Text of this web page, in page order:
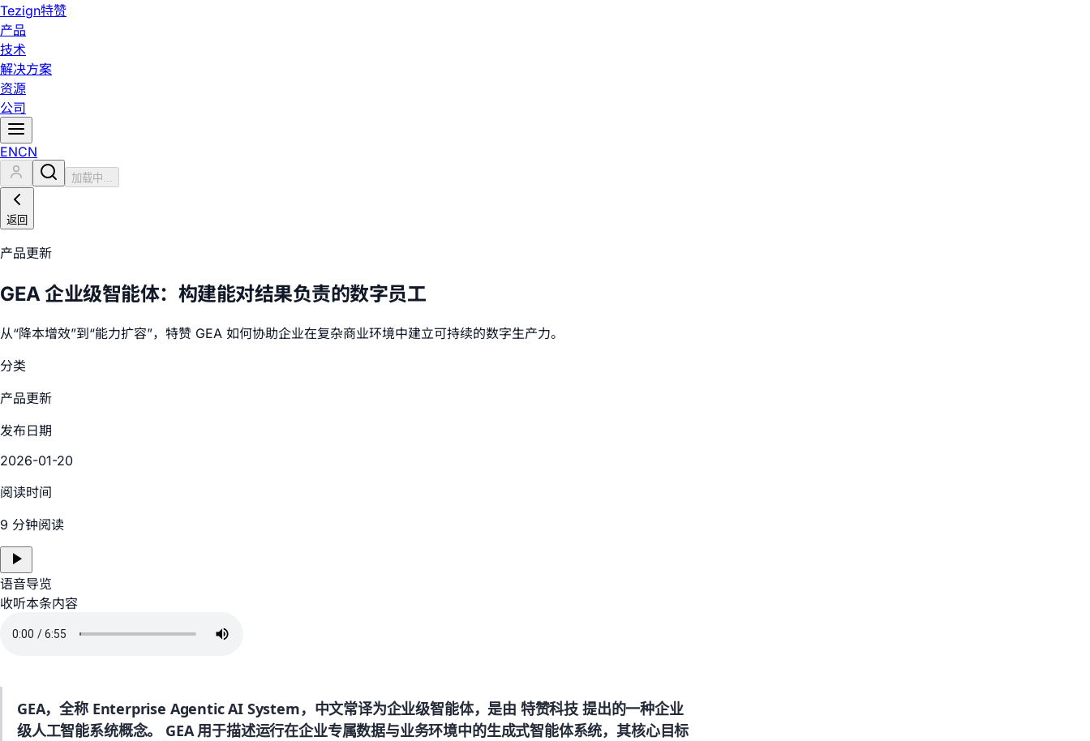
Tezign特赞
产品
技术
解决方案
资源
公司
ENCN
加载中...
返回
产品更新
GEA 企业级智能体：构建能对结果负责的数字员工
从“降本增效”到“能力扩容”，特赞 GEA 如何协助企业在复杂商业环境中建立可持续的数字生产力。
分类
产品更新
发布日期
2026-01-20
阅读时间
9 分钟阅读
语音导览
收听本条内容
GEA，全称 Enterprise Agentic AI System，中文常译为企业级智能体，是由 特赞科技 提出的一种企业
级人工智能系统概念。 GEA 用于描述运行在企业专属数据与业务环境中的生成式智能体系统，其核心目标